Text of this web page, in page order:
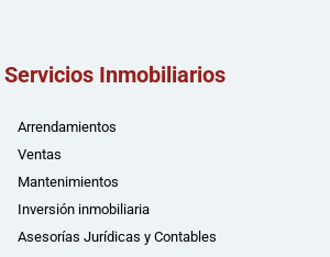
Servicios Inmobiliarios
Arrendamientos
Ventas
Mantenimientos
Inversión inmobiliaria
Asesorías Jurídicas y Contables